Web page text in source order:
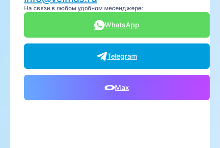
На связи в любом удобном месенджере:
WhatsApp
Telegram
Max